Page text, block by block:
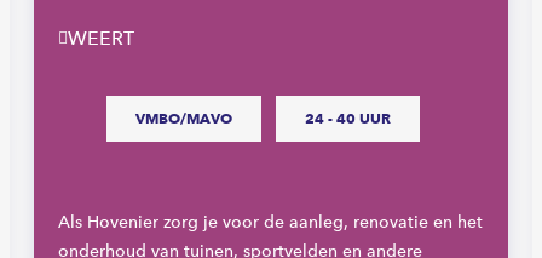
WEERT
VMBO/MAVO 24 - 40 UUR
Als Hovenier zorg je voor de aanleg, renovatie en het
onderhoud van tuinen, sportvelden en andere